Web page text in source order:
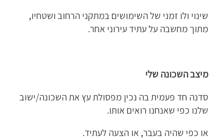
שינוי ולו זמני של השימושים במתקני הרחוב ושטחיו,
מתוך מחשבה על עתיד עירוני אחר.
מיצב השכונה שלי
סדנה חד פעמית בה נכין מפסולת עץ את השכונה/ישוב
שלנו כפי שאנחנו רואים אותו.
או כפי שהיה בעבר, או הצעה לעתיד.